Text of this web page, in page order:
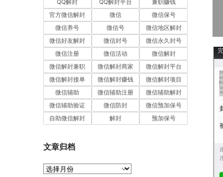
QQ解封 QQ解封平台
兼职赚钱
官方微信解封
微信
微信保号
微信养号
微信号
微信地区解封
微信好友解封
微信封号
微信永久封号
微信注册
微信活动
微信解封
微信解封兼职
微信解封商家
微信解封平台
微信解封接单
微信解封赚钱
微信解封项目
微信辅助
微信辅助注册
微信辅助解封
微信辅助验证
微信防封
微信预加保号
自助微信解封
解封 预加保号
文章归档
文